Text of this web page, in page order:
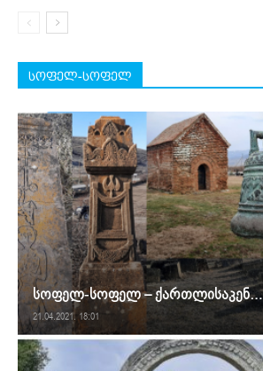
სოფელ-სოფელ
სოფელ-სოფელ – ქართლისაკენ…
21.04.2021. 18:01